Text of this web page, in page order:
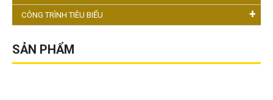
SẢN PHẨM
CÔNG TRÌNH TIÊU BIỂU